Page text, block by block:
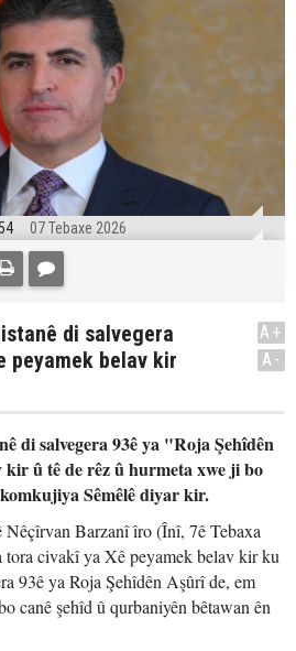
07 Tebaxe 2026
di salvegera
peyamek belav kir
A+
A-
di salvegera 93ê ya "Roja Şehîdên
û tê de rêz û hurmeta xwe ji bo
Sêmêlê diyar kir.
Nêçîrvan Barzanî îro (Înî, 7ê Tebaxa
civakî ya Xê peyamek belav kir ku
93ê ya Roja Şehîdên Aşûrî de, em
canê şehîd û qurbaniyên bêtawan ên